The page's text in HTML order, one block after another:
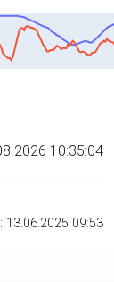
10:35:04
13.06.2025 09:53